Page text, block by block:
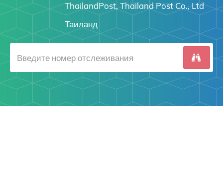
ThailandPost, Thailand Post Co., Ltd
Таиланд